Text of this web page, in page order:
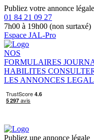
Publiez votre annonce
01 84 21 09 27
7h00 à 19h00 (non surtaxé)
Espace JAL-Pro
NOS
FORMULAIRES
HABILITES
LES ANNONCES
Publiez une annonce légale